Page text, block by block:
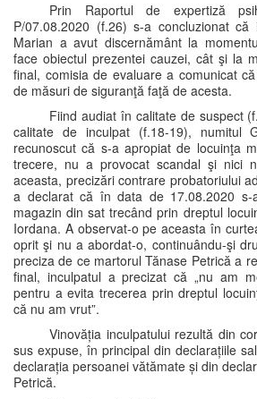
Prin Raportul de expertiză
P/07.08.2020 (f.26) s-a concluzionat că
Marian a avut discernământ la
face obiectul prezentei cauzei, cât şi la
final, comisia de evaluare a comunicat
de măsuri de siguranţă faţă de acesta.
Fiind audiat în calitate de suspect
calitate de inculpat (f.18-19), numitul
recunoscut că s-a apropiat de locuinţa
trecere, nu a provocat scandal şi nici
aceasta, precizări contrare probatoriului
a declarat că în data de 17.08.2020
magazin din sat trecând prin dreptul
Iordana. A observat-o pe aceasta în
oprit şi nu a abordat-o, continuându-şi
preciza de ce martorul Tănase Petrică a
final, inculpatul a precizat că „nu am
pentru a evita trecerea prin dreptul
că nu am vrut”.
Vinovăția inculpatului rezultă din
sus expuse, în principal din declarațiile
declarația persoanei vătămate și din
Petrică.